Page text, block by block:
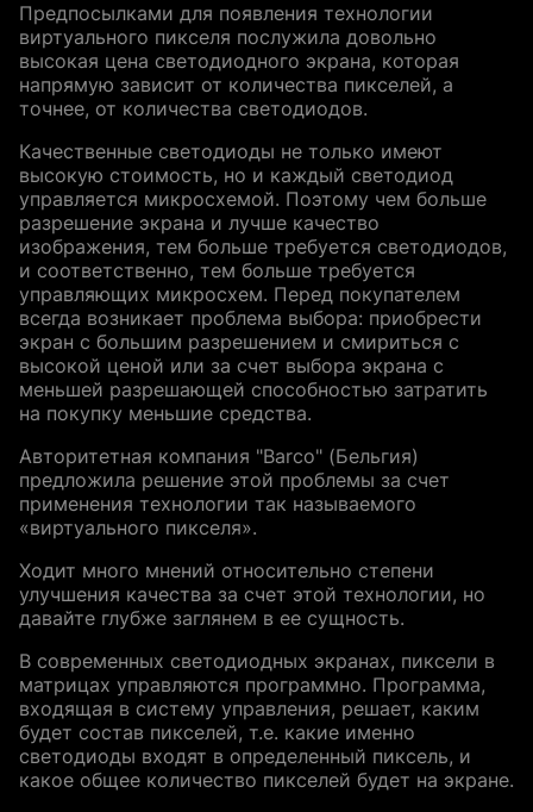
Предпосылками для появления технологии
виртуального пикселя послужила довольно
высокая цена светодиодного экрана, которая
напрямую зависит от количества пикселей, а
точнее, от количества светодиодов.
Качественные светодиоды не только имеют
высокую стоимость, но и каждый светодиод
управляется микросхемой. Поэтому чем больше
разрешение экрана и лучше качество
изображения, тем больше требуется светодиодов,
и соответственно, тем больше требуется
управляющих микросхем. Перед покупателем
всегда возникает проблема выбора: приобрести
экран с большим разрешением и смириться с
высокой ценой или за счет выбора экрана с
меньшей разрешающей способностью затратить
на покупку меньшие средства.
Авторитетная компания "Barco" (Бельгия)
предложила решение этой проблемы за счет
применения технологии так называемого
«виртуального пикселя».
Ходит много мнений относительно степени
улучшения качества за счет этой технологии, но
давайте глубже заглянем в ее сущность.
В современных светодиодных экранах, пиксели в
матрицах управляются программно. Программа,
входящая в систему управления, решает, каким
будет состав пикселей, т.е. какие именно
светодиоды входят в определенный пиксель, и
какое общее количество пикселей будет на экране.